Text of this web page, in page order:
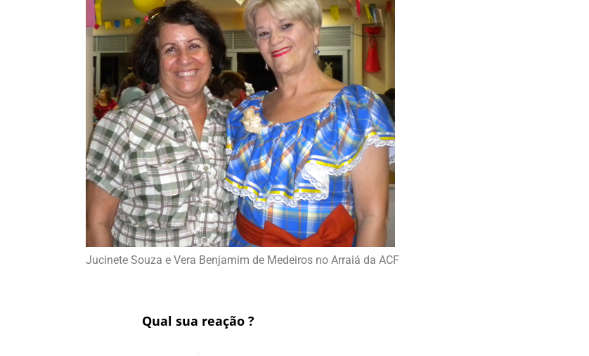
Jucinete Souza e Vera Benjamim de Medeiros no Arraiá da ACF
Qual sua reação ?